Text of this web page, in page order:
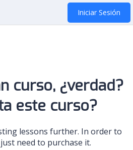
Iniciar Sesión
curso, ¿verdad?
este curso?
lessons further. In order to
need to purchase it.